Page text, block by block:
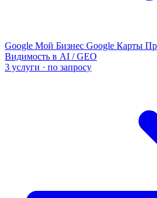
Google Мой Бизнес Google Карты
Видимость в AI / GEO
3 услуги · по запросу